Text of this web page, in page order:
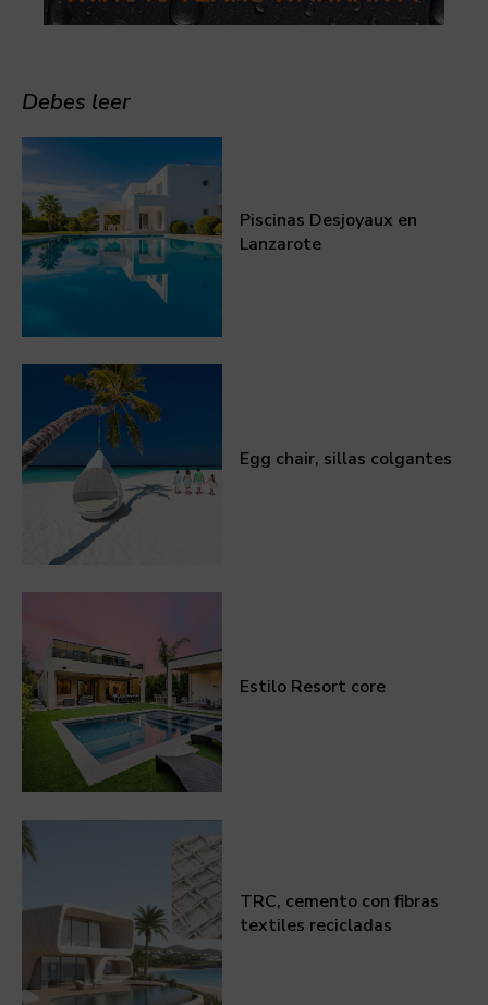
Debes leer
Piscinas Desjoyaux en
Lanzarote
Egg chair, sillas colgantes
Estilo Resort core
TRC, cemento con fibras
textiles recicladas